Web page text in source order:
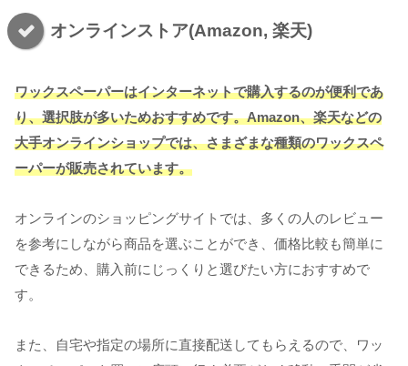
オンラインストア(Amazon, 楽天)
ワックスペーパーはインターネットで購入するのが便利であ
り、選択肢が多いためおすすめです。Amazon、楽天などの
大手オンラインショップでは、さまざまな種類のワックスペ
ーパーが販売されています。
オンラインのショッピングサイトでは、多くの人のレビュー
を参考にしながら商品を選ぶことができ、価格比較も簡単に
できるため、購入前にじっくりと選びたい方におすすめで
す。
また、自宅や指定の場所に直接配送してもらえるので、ワッ